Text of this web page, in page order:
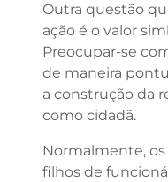
Outra questão
ação é o valor
Preocupar-se
de maneira
a construção da
como cidadã.
Normalmente,
filhos de